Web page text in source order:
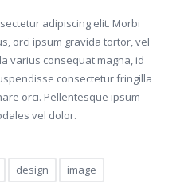
adipiscing elit. Morbi
orci ipsum gravida tortor, vel
varius consequat magna, id
consectetur fringilla
orci. Pellentesque ipsum
vel dolor.
design
image